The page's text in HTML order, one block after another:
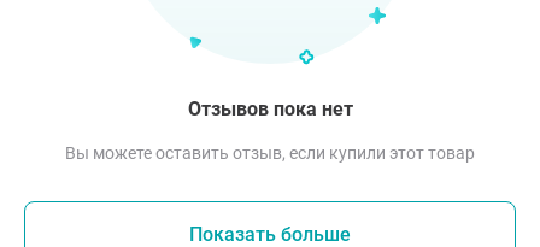
Отзывов пока нет
Вы можете оставить отзыв, если купили этот товар
Показать больше